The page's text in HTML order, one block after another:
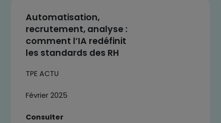
Automatisation,
recrutement, analyse :
comment l’IA redéfinit
les standards des RH
TPE ACTU
Février 2025
Consulter